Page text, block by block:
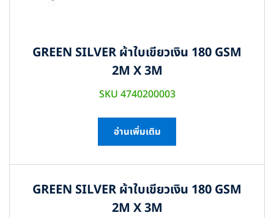
GREEN SILVER ผ้าใบเขียวเงิน 180 GSM
2M X 3M
SKU 4740200003
อ่านเพิ่มเติม
GREEN SILVER ผ้าใบเขียวเงิน 180 GSM
2M X 3M